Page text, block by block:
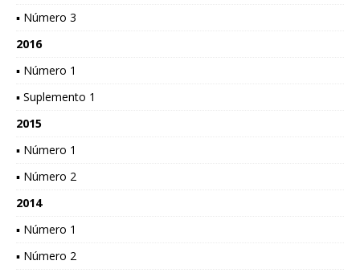
▪ Número 3
2016
▪ Número 1
▪ Suplemento 1
2015
▪ Número 1
▪ Número 2
2014
▪ Número 1
▪ Número 2